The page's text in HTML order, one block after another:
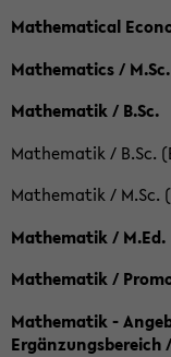
Mathematical
Mathematics / M.Sc.
Mathematik / B.Sc.
Mathematik / B.Sc.
Mathematik / M.Sc.
Mathematik / M.Ed.
Mathematik /
Mathematik -
Ergänzungsbereich